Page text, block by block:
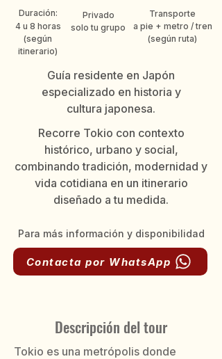
Duración:
4 u 8 horas
(según
itinerario)
Privado
solo tu grupo
Transporte
a pie + metro / tren
(según ruta)
Guía residente en Japón
especializado en historia y
cultura japonesa.
Recorre Tokio con contexto
histórico, urbano y social,
combinando tradición, modernidad y
vida cotidiana en un itinerario
diseñado a tu medida.
Para más información y disponibilidad
Contacta por WhatsApp
Descripción del tour
Tokio es una metrópolis donde